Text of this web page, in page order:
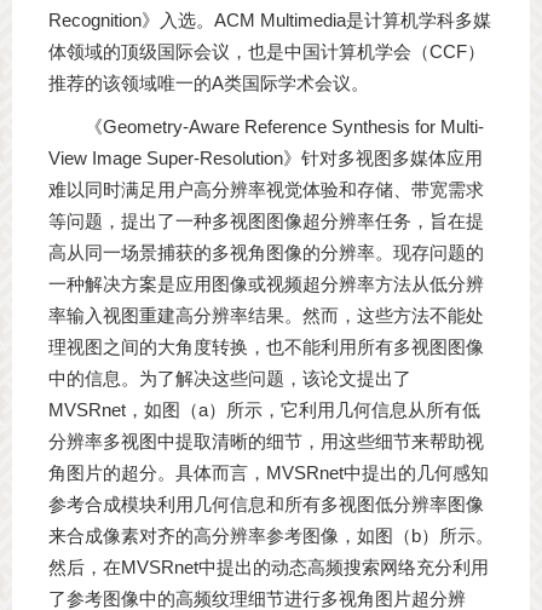
Recognition》入选。ACM Multimedia是计算机学科多媒
体领域的顶级国际会议，也是中国计算机学会（CCF）
推荐的该领域唯一的A类国际学术会议。
《Geometry-Aware Reference Synthesis for Multi-
View Image Super-Resolution》针对多视图多媒体应用
难以同时满足用户高分辨率视觉体验和存储、带宽需求
等问题，提出了一种多视图图像超分辨率任务，旨在提
高从同一场景捕获的多视角图像的分辨率。现存问题的
一种解决方案是应用图像或视频超分辨率方法从低分辨
率输入视图重建高分辨率结果。然而，这些方法不能处
理视图之间的大角度转换，也不能利用所有多视图图像
中的信息。为了解决这些问题，该论文提出了
MVSRnet，如图（a）所示，它利用几何信息从所有低
分辨率多视图中提取清晰的细节，用这些细节来帮助视
角图片的超分。具体而言，MVSRnet中提出的几何感知
参考合成模块利用几何信息和所有多视图低分辨率图像
来合成像素对齐的高分辨率参考图像，如图（b）所示。
然后，在MVSRnet中提出的动态高频搜索网络充分利用
了参考图像中的高频纹理细节进行多视角图片超分辨